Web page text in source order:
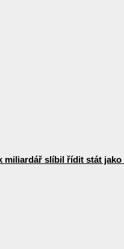
miliardář slíbil řídit stát